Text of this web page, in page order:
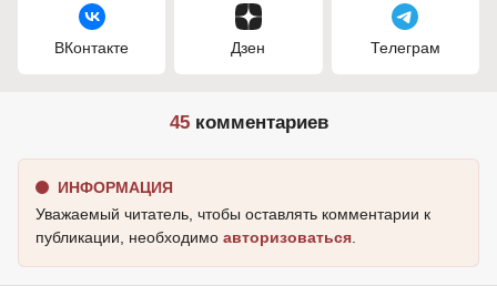
ВКонтакте Дзен Телеграм
45комментариев
ИНФОРМАЦИЯ
Уважаемый читатель, чтобы оставлять комментарии к
публикации, необходимо авторизоваться